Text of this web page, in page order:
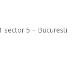
sector 5 – Bucuresti